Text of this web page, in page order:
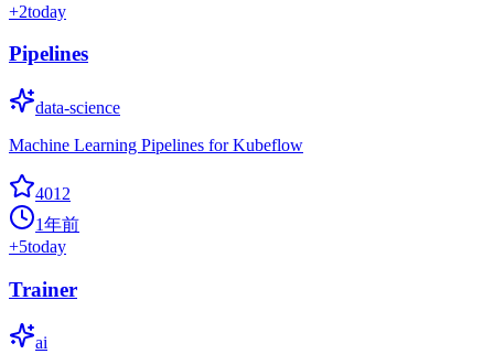
+2today
Pipelines
data-science
Machine Learning Pipelines for Kubeflow
4012
1年前
+5today
Trainer
ai